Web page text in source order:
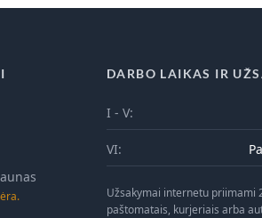
DARBO LAIKAS IR
I - V:
VI:
Užsakymai internetu priimami
paštomatais, kurjeriais arba